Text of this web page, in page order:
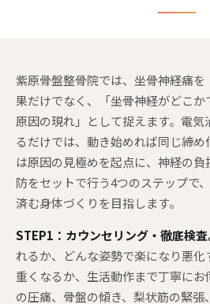
紫原骨盤整骨院では、坐骨神経痛
果だけでなく、「坐骨神経がどこか
原因の現れ」として捉えます。電気
るだけでは、動き始めれば同じ締
は原因の見極めを起点に、神経の
防をセットで行う4つのステップで
済む身体づくりを目指します。
STEP1：カウンセリング・徹底検査
れるか、どんな姿勢で楽になり悪
重くなるか、生活動作まで丁寧に
の圧痛、骨盤の傾き、梨状筋の緊